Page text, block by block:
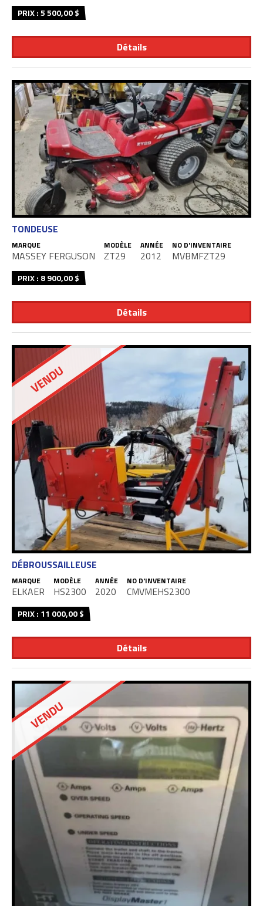
Détails
PRIX : 5 500,00 $
Détails
TONDEUSE
MARQUE
MASSEY FERGUSON
MODÈLE
ZT29
ANNÉE
2012
NO D'INVENTAIRE
MVBMFZT29
PRIX : 8 900,00 $
VENDU
Détails
DÉBROUSSAILLEUSE
MARQUE
ELKAER
MODÈLE
HS2300
ANNÉE
2020
NO D'INVENTAIRE
CMVMEHS2300
PRIX : 11 000,00 $
VENDU